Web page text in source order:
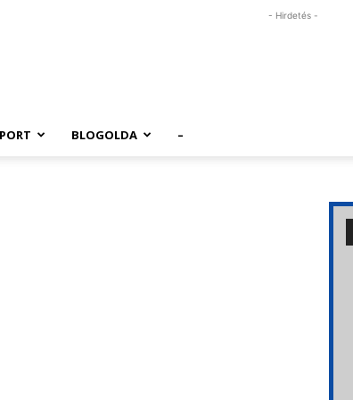
- Hirdetés -
BLOGOLDA –